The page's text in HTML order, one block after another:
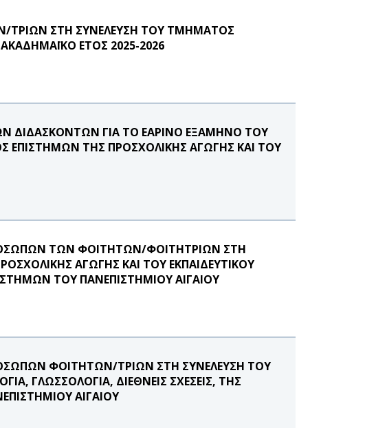
ΣΤΗ ΣΥΝΕΛΕΥΣΗ ΤΟΥ ΤΜΗΜΑΤΟΣ
ΕΤΟΣ 2025-2026
ΔΙΔΑΣΚΟΝΤΩΝ ΓΙΑ ΤΟ ΕΑΡΙΝΟ ΕΞΑΜΗΝΟ ΤΟΥ
ΕΠΙΣΤΗΜΩΝ ΤΗΣ ΠΡΟΣΧΟΛΙΚΗΣ ΑΓΩΓΗΣ ΚΑΙ ΤΟΥ
ΤΩΝ ΦΟΙΤΗΤΩΝ/ΦΟΙΤΗΤΡΙΩΝ ΣΤΗ
ΑΓΩΓΗΣ ΚΑΙ ΤΟΥ ΕΚΠΑΙΔΕΥΤΙΚΟΥ
ΤΟΥ ΠΑΝΕΠΙΣΤΗΜΙΟΥ ΑΙΓΑΙΟΥ
ΦΟΙΤΗΤΩΝ/ΤΡΙΩΝ ΣΤΗ ΣΥΝΕΛΕΥΣΗ ΤΟΥ
ΓΛΩΣΣΟΛΟΓΙΑ, ΔΙΕΘΝΕΙΣ ΣΧΕΣΕΙΣ, ΤΗΣ
ΑΙΓΑΙΟΥ